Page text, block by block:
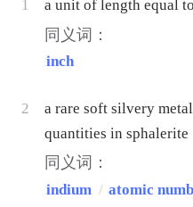
1 a unit of length equal
同义词：
inch
2
a rare soft silvery
quantities in sphalerite
同义词：
indium / atomic